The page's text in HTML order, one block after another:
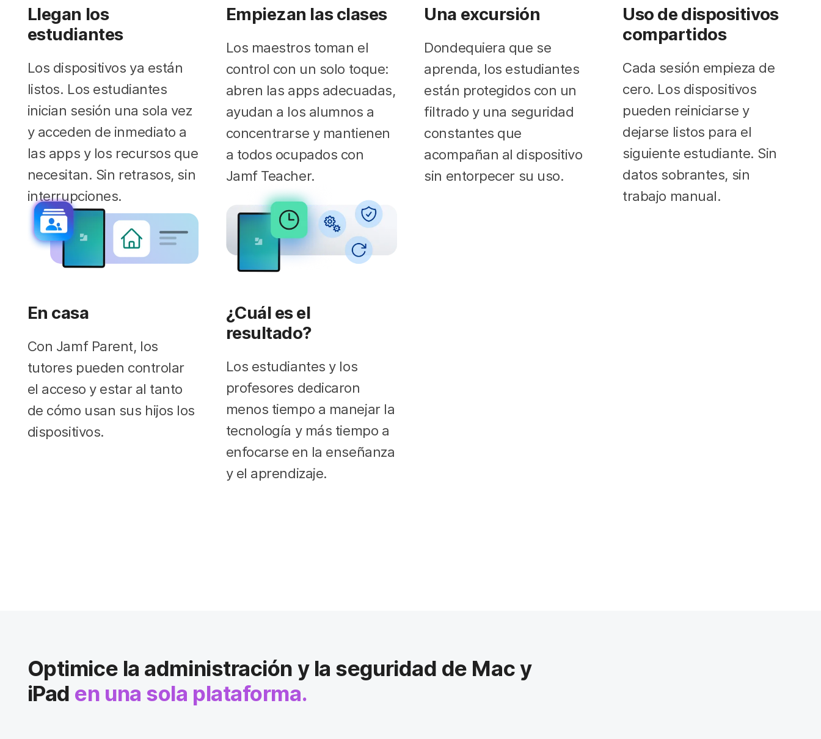
Llegan los
estudiantes
Los dispositivos ya están
listos. Los estudiantes
inician sesión una sola vez
y acceden de inmediato a
las apps y los recursos que
necesitan. Sin retrasos, sin
interrupciones.
Empiezan las clases
Los maestros toman el
control con un solo toque:
abren las apps adecuadas,
ayudan a los alumnos a
concentrarse y mantienen
a todos ocupados con
Jamf Teacher.
Una excursión
Dondequiera que se
aprenda, los estudiantes
están protegidos con un
filtrado y una seguridad
constantes que
acompañan al dispositivo
sin entorpecer su uso.
Uso de dispositivos
compartidos
Cada sesión empieza de
cero. Los dispositivos
pueden reiniciarse y
dejarse listos para el
siguiente estudiante. Sin
datos sobrantes, sin
trabajo manual.
En casa
Con Jamf Parent, los
tutores pueden controlar
el acceso y estar al tanto
de cómo usan sus hijos los
dispositivos.
¿Cuál es el
resultado?
Los estudiantes y los
profesores dedicaron
menos tiempo a manejar la
tecnología y más tiempo a
enfocarse en la enseñanza
y el aprendizaje.
Optimice la administración y la seguridad de Mac y
iPad en una sola plataforma.